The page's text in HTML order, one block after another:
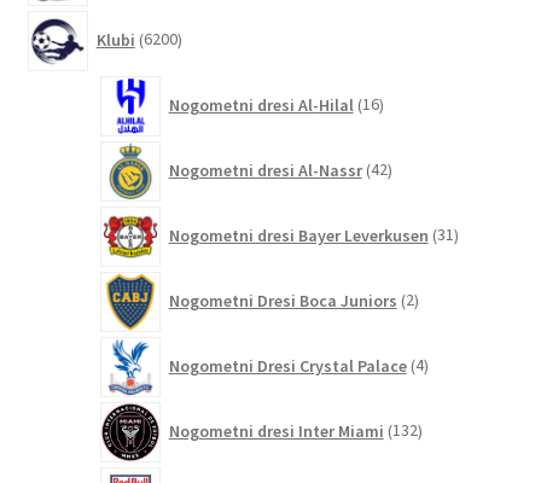
Klubi 6200izdelkov
Nogometni dresi Al-Hilal 16izdelkov
Nogometni dresi Al-Nassr 42izdelkov
Nogometni dresi Bayer Leverkusen 31izdelkov
Nogometni Dresi Boca Juniors 2izdelka
Nogometni Dresi Crystal Palace 4izdelki
Nogometni dresi Inter Miami 132izdelkov